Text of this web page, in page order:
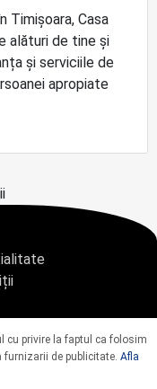
Timișoara, Casa
alături de tine și
și serviciile de
apropiate
- toate drepturile rezervate
cu privire la faptul ca folosim
de publicitate. Afla